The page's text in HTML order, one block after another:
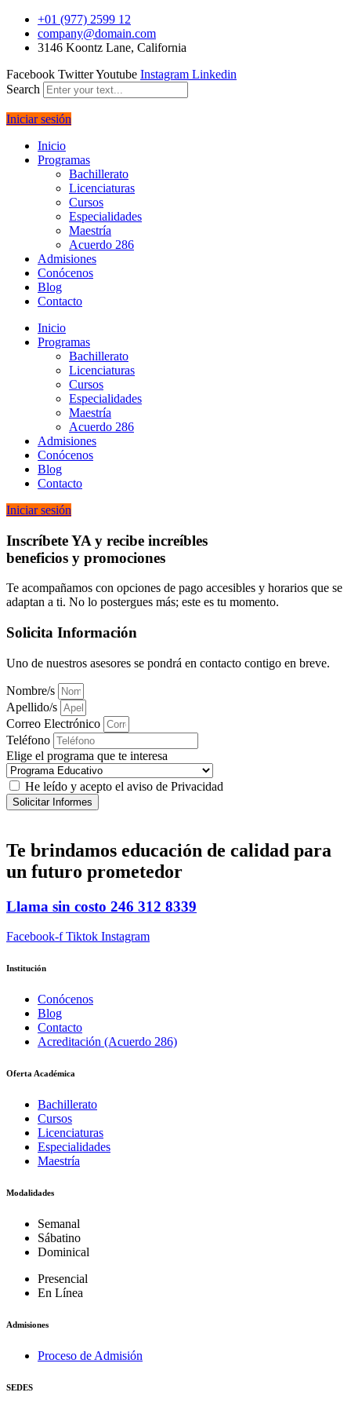
+01 (977) 2599 12
company@domain.com
3146 Koontz Lane, California
Facebook TwitterYoutube Instagram Linkedin
Search
Iniciar sesión
Inicio
Programas
Bachillerato
Licenciaturas
Cursos
Especialidades
Maestría
Acuerdo 286
Admisiones
Conócenos
Blog
Contacto
Inicio
Programas
Bachillerato
Licenciaturas
Cursos
Especialidades
Maestría
Acuerdo 286
Admisiones
Conócenos
Blog
Contacto
Iniciar sesión
Inscríbete YA y recibe increíbles
beneficios y promociones
Te acompañamos con opciones de pago accesibles y horarios que se
adaptan a ti. No lo postergues más; este es tu momento.
Solicita Información
Uno de nuestros asesores se pondrá en contacto contigo en breve.
Nombre/s
Apellido/s
Correo Electrónico
Teléfono
Elige el programa que te interesa
He leído y acepto el aviso de Privacidad
Solicitar Informes
Te brindamos educación de calidad para
un futuro prometedor
Llama sin costo 246 312 8339
Facebook-f Tiktok Instagram
Institución
Conócenos
Blog
Contacto
Acreditación (Acuerdo 286)
Oferta Académica
Bachillerato
Cursos
Licenciaturas
Especialidades
Maestría
Modalidades
Semanal
Sábatino
Dominical
Presencial
En Línea
Admisiones
Proceso de Admisión
SEDES